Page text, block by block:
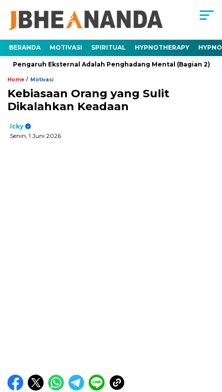
BERANDA MOTIVASI SPIRITUAL HYPNOTHERAPY
Eksternal Adalah Penghadang Mental (Bagian 2)
Home / Motivasi
Kebiasaan Orang yang Sulit
Dikalahkan Keadaan
Icky
Senin, 1 Juni 2026